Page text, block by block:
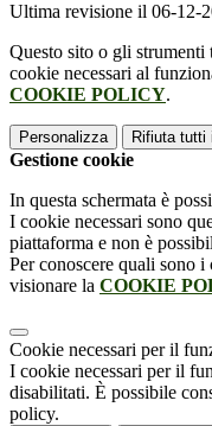
Ultima revisione il 06-12-
Questo sito o gli
cookie necessari al
COOKIE POLICY.
Personalizza Rifiuta tutti
Gestione cookie
In questa schermata è
I cookie necessari sono
piattaforma e non è
Per conoscere quali sono
visionare la COOKIE
Cookie necessari per il
I cookie necessari per il
disabilitati. È possibile
policy.